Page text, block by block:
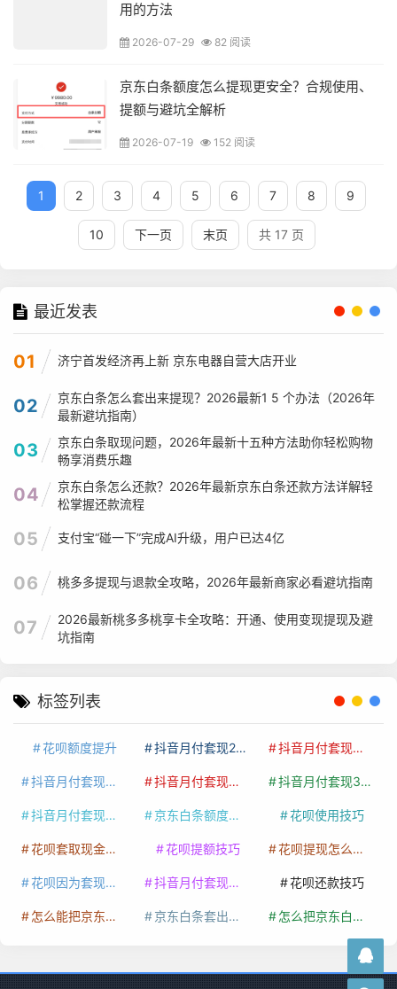
用的方法
2026-07-29 82 阅读
京东白条额度怎么提现更安全？合规使用、
提额与避坑全解析
2026-07-19 152 阅读
1 2 3 4 5 6 7 8 9
10 下一页 末页 共 17 页
最近发表
01 济宁首发经济再上新 京东电器自营大店开业
02
京东白条怎么套出来提现？2026最新1 5 个办法（2026年
最新避坑指南）
03
京东白条取现问题，2026年最新十五种方法助你轻松购物
畅享消费乐趣
04
京东白条怎么还款？2026年最新京东白条还款方法详解轻
松掌握还款流程
05 支付宝“碰一下”完成AI升级，用户已达4亿
06 桃多多提现与退款全攻略，2026年最新商家必看避坑指南
07
2026最新桃多多桃享卡全攻略：开通、使用变现提现及避
坑指南
标签列表
花呗额度提升 抖音月付套现24小时接单 抖音月付套现怎么套
抖音月付套现多少手续费 抖音月付套现商家有哪些 抖音月付套现30秒技巧
抖音月付套现最新方法 京东白条额度提升 花呗使用技巧
花呗套取现金最佳方法 花呗提额技巧 花呗提现怎么操作
花呗因为套现被限额了这种情况要多久才会好 抖音月付套现秒回100起 花呗还款技巧
怎么能把京东白条额度钱套出来 京东白条套出来手续费多少 怎么把京东白条的钱取出来